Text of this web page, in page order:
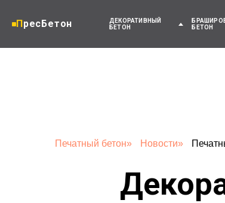
ПресБетон
ДЕКОРАТИВНЫЙ
БЕТОН
БЕТОН
Печатный бетон» Новости»